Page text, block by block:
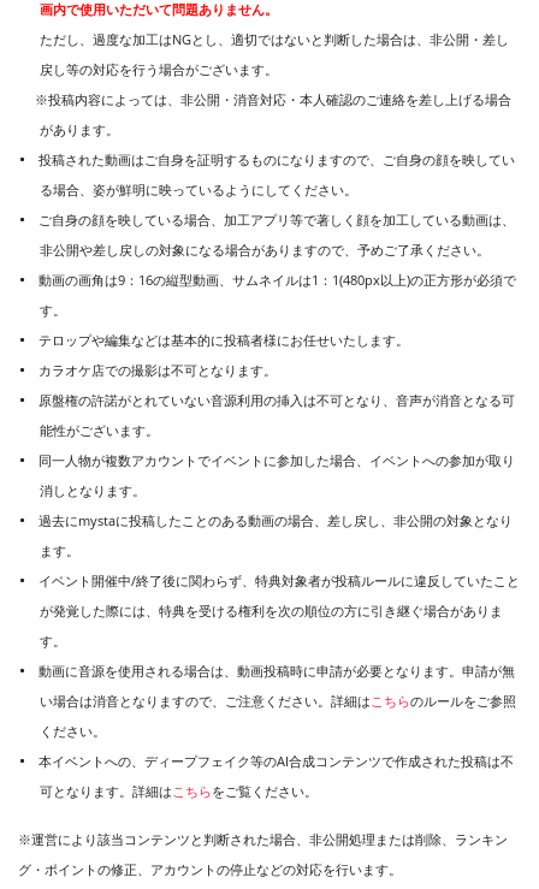
画内で使用いただいて問題ありません。
ただし、過度な加工はNGとし、適切ではないと判断した場合は、非公開・差し
戻し等の対応を行う場合がございます。
※投稿内容によっては、非公開・消音対応・本人確認のご連絡を差し上げる場合
があります。
投稿された動画はご自身を証明するものになりますので、ご自身の顔を映してい
る場合、姿が鮮明に映っているようにしてください。
ご自身の顔を映している場合、加工アプリ等で著しく顔を加工している動画は、
非公開や差し戻しの対象になる場合がありますので、予めご了承ください。
動画の画角は9：16の縦型動画、サムネイルは1：1(480px以上)の正方形が必須で
す。
テロップや編集などは基本的に投稿者様にお任せいたします。
カラオケ店での撮影は不可となります。
原盤権の許諾がとれていない音源利用の挿入は不可となり、音声が消音となる可
能性がございます。
同一人物が複数アカウントでイベントに参加した場合、イベントへの参加が取り
消しとなります。
過去にmystaに投稿したことのある動画の場合、差し戻し、非公開の対象となり
ます。
イベント開催中/終了後に関わらず、特典対象者が投稿ルールに違反していたこと
が発覚した際には、特典を受ける権利を次の順位の方に引き継ぐ場合がありま
す。
動画に音源を使用される場合は、動画投稿時に申請が必要となります。申請が無
い場合は消音となりますので、ご注意ください。詳細はこちらのルールをご参照
ください。
本イベントへの、ディープフェイク等のAI合成コンテンツで作成された投稿は不
可となります。詳細はこちらをご覧ください。
※運営により該当コンテンツと判断された場合、非公開処理または削除、ランキン
グ・ポイントの修正、アカウントの停止などの対応を行います。